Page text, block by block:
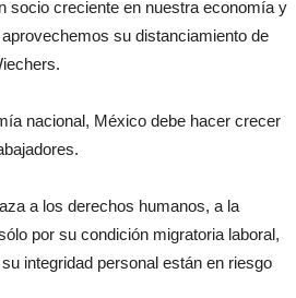
socio creciente en nuestra economía y
su distanciamiento de
nacional, México debe hacer crecer
a los derechos humanos, a la
por su condición migratoria laboral,
integridad personal están en riesgo